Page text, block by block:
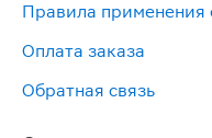
Правила применения
Оплата заказа
Обратная связь